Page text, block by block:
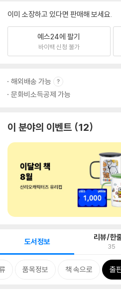
이미 소장하고 있다면 판매해 보세요.
예스24에 팔기
바이백 신청 불가
해외배송 가능
문화비소득공제 가능
이 분야의 이벤트 12
도서정보 리뷰/한
35
품목정보 책 속으로 출